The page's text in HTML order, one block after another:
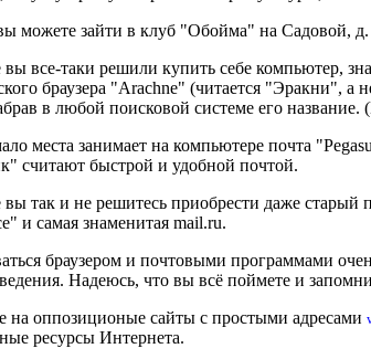
можете зайти в клуб "Обойма" на Садовой,
все-таки решили купить себе компьютер,
браузера "Arachne" (читается "Эракни", а
в любой поисковой системе его
места занимает на компьютере почта
считают быстрой и удобной почтой.
так и не решитесь приобрести даже старый
и самая знаменитая mail.ru.
браузером и почтовыми программами
Надеюсь, что вы всё поймете и
на оппозиционые сайты с простыми адресами
ресурсы Интернета.